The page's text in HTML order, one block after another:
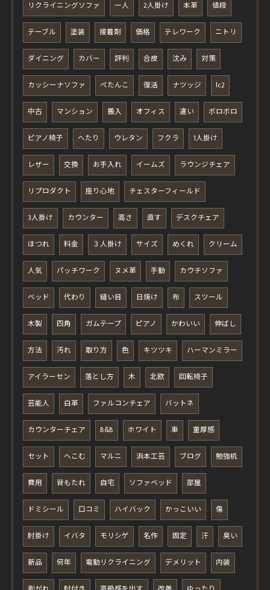
リクライニングソファ 一人 2人掛け 本革 値段
テーブル 塗装 接着剤 価格 テレワーク ニトリ
ダイニング カバー 評判 合皮 沈み 対策
カッシーナソファ ぺたんこ 復活 ナツッジ lc2
中古 マンション 搬入 オフィス 違い ボロボロ
ピアノ椅子 へたり ウレタン フクラ 1人掛け
レザー 交換 お手入れ イームズ ラウンジチェア
リプロダクト 座り心地 チェスターフィールド
3人掛け カウンター 高さ 直す デスクチェア
ほつれ 料金 ３人掛け サイズ めくれ クリーム
人気 パッチワーク ヌメ革 手動 カウチソファ
ベッド 代わり 縫い目 日焼け 布 スツール
木製 四角 ガムテープ ピアノ かわいい 伸ばし
方法 汚れ 取り方 色 キツツキ ハーマンミラー
アイラーセン 落とし方 木 北欧 回転椅子
芸能人 白革 ファルコンチェア バットネ
カウンターチェア B&B ホワイト 車 重厚感
セット へこむ マルニ 浜本工芸 ブログ 勉強机
費用 背もたれ 自宅 ソファベッド 部屋
ドミシール 口コミ ハイバック かっこいい 傷
肘掛け イバタ モリシゲ 名作 固定 汗 臭い
新品 何年 電動リクライニング デメリット 内装